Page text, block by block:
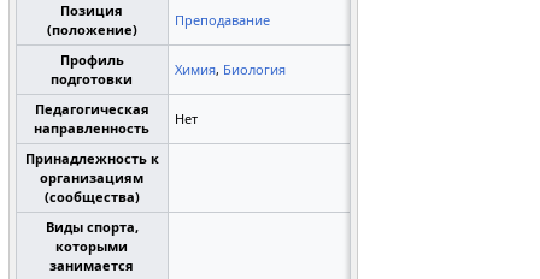
Позиция
(положение)
Преподавание
Профиль
подготовки
Химия, Биология
Педагогическая
направленность
Нет
Принадлежность к
организациям
(сообщества)
Виды спорта,
которыми
занимается